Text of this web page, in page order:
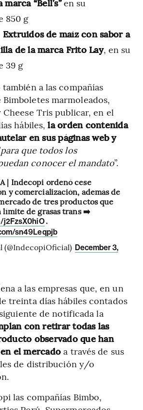
“Bell’s”en su
850 g
Extruidos de maíz con sabor a
de la marca Frito Lay, en su
39 g
a las compañías
marmoleados,
Cheese Tris publicar, en el
hábiles, la orden contenida
en sus páginas web y
para que todos los
conocer el mandato”.
| Indecopi ordenó cese
y comercialización, además de
de tres productos que
límite de grasas trans ➡️
.
sn49Leqpjb
December 3,
a las empresas que, en un
treinta días hábiles contados
de notificada la
con retirar todas las
observado que han
el mercadoa través de sus
de distribución y/o
las compañías Bimbo,